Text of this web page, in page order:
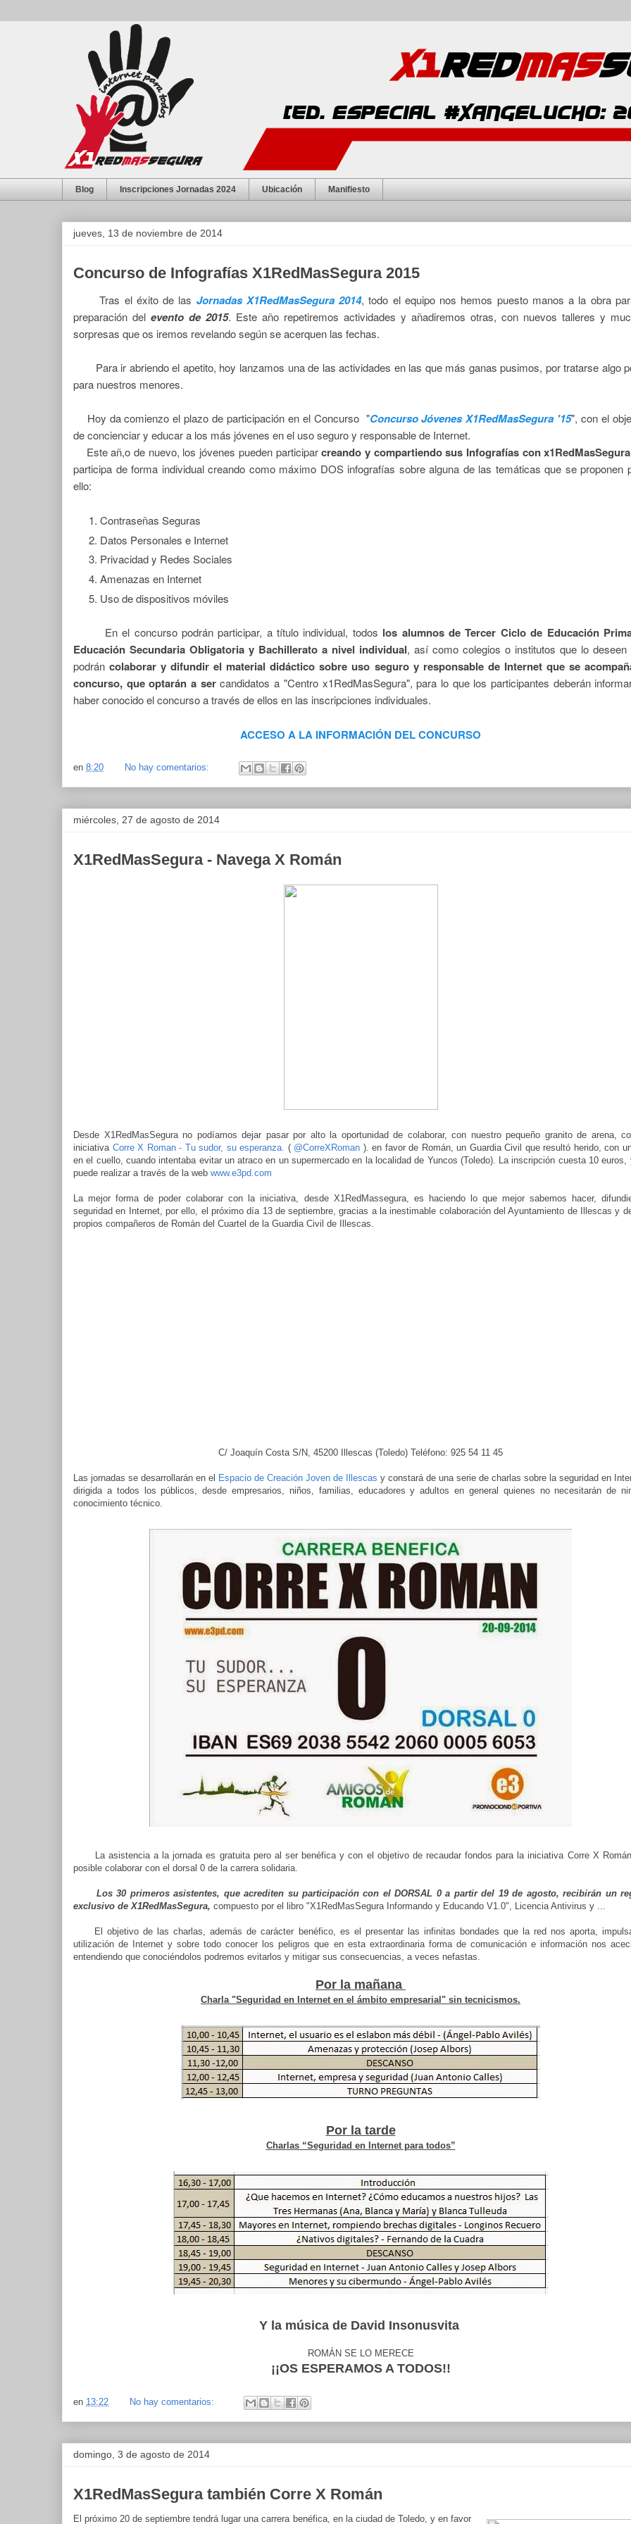
Blog Inscripciones Jornadas 2024 Ubicación Manifiesto
jueves, 13 de noviembre de 2014
Concurso de Infografías X1RedMasSegura 2015
Tras el éxito de las Jornadas X1RedMasSegura 2014, todo el equipo nos hemos puesto manos a la obra
preparación del evento de 2015. Este año repetiremos actividades y añadiremos otras, con nuevos talleres y
sorpresas que os iremos revelando según se acerquen las fechas.
Para ir abriendo el apetito, hoy lanzamos una de las actividades en las que más ganas pusimos, por tratarse algo
para nuestros menores.
Hoy da comienzo el plazo de participación en el Concurso "Concurso Jóvenes X1RedMasSegura '15", con el
de concienciar y educar a los más jóvenes en el uso seguro y responsable de Internet.
Este añ,o de nuevo, los jóvenes pueden participarcreando y compartiendo sus Infografías con x1RedMasSegura
participa de forma individual creando como máximo DOS infografías sobre alguna de las temáticas que se proponen
ello:
Contraseñas Seguras
Datos Personales e Internet
Privacidad y Redes Sociales
Amenazas en Internet
Uso de dispositivos móviles
En el concurso podrán participar, a título individual, todos los alumnos de Tercer Ciclo de Educación
Educación Secundaria Obligatoria y Bachillerato a nivel individual, así como colegios o institutos que lo deseen
podrán colaborar y difundir el material didáctico sobre uso seguro y responsable de Internet que se
concurso, que optarán a sercandidatos a "Centro x1RedMasSegura", para lo que los participantes deberán
haber conocido el concurso a través de ellos en las inscripciones individuales.
ACCESO A LA INFORMACIÓN DEL CONCURSO
en 8:20 No hay comentarios:
miércoles, 27 de agosto de 2014
X1RedMasSegura - Navega X Román
Desde X1RedMasSegura no podíamos dejar pasar por alto la oportunidad de colaborar, con nuestro pequeño granito de arena,
iniciativa Corre X Roman - Tu sudor, su esperanza. (@CorreXRoman ). en favor de Román, un Guardia Civil que resultó herido, con
en el cuello, cuando intentaba evitar un atraco en un supermercado en la localidad de Yuncos (Toledo). La inscripción cuesta 10 euros,
puede realizar a través de la web www.e3pd.com
La mejor forma de poder colaborar con la iniciativa, desde X1RedMassegura, es haciendo lo que mejor sabemos hacer,
seguridad en Internet, por ello, el próximo día 13 de septiembre, gracias a la inestimable colaboración del Ayuntamiento de Illescas y
propios compañeros de Román del Cuartel de la Guardia Civil de Illescas.
C/ Joaquín Costa S/N, 45200 Illescas (Toledo) Teléfono: 925 54 11 45
Las jornadas se desarrollarán en el Espacio de Creación Joven de Illescas y constará de una serie de charlas sobre la seguridad en
dirigida a todos los públicos, desde empresarios, niños, familias, educadores y adultos en general quienes no necesitarán de
conocimiento técnico.
La asistencia a la jornada es gratuita pero al ser benéfica y con el objetivo de recaudar fondos para la iniciativa Corre X
posible colaborar con el dorsal 0 de la carrera solidaria.
Los 30 primeros asistentes, que acrediten su participación con el DORSAL 0 a partir del 19 de agosto, recibirán un
exclusivo de X1RedMasSegura, compuesto por el libro "X1RedMasSegura Informando y Educando V1.0", Licencia Antivirus y ...
El objetivo de las charlas, además de carácter benéfico, es el presentar las infinitas bondades que la red nos aporta,
utilización de Internet y sobre todo conocer los peligros que en esta extraordinaria forma de comunicación e información nos
entendiendo que conociéndolos podremos evitarlos y mitigar sus consecuencias, a veces nefastas.
Por la mañana
Charla "Seguridad en Internet en el ámbito empresarial" sin tecnicismos.
Por la tarde
Charlas “Seguridad en Internet para todos”
Y la música de David Insonusvita
ROMÁN SE LO MERECE
¡¡OS ESPERAMOS A TODOS!!
en 13:22 No hay comentarios:
domingo, 3 de agosto de 2014
X1RedMasSegura también Corre X Román
El próximo 20 de septiembre tendrá lugar una carrera benéfica, en la ciudad de Toledo, y en favor